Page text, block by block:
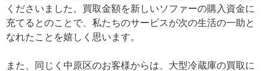
くださいました。買取金額を新しいソファーの購入資金に
充てるとのことで、私たちのサービスが次の生活の一助と
なれたことを嬉しく思います。
また、同じく中原区のお客様からは、大型冷蔵庫の買取に